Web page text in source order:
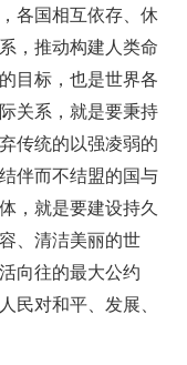
各国相互依存、休
，推动构建人类命
目标，也是世界各
关系，就是要秉持
传统的以强凌弱的
伴而不结盟的国与
，就是要建设持久
、清洁美丽的世
向往的最大公约
民对和平、发展、